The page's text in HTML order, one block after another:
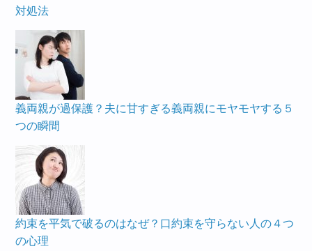
対処法
義両親が過保護？夫に甘すぎる義両親にモヤモヤする５
つの瞬間
約束を平気で破るのはなぜ？口約束を守らない人の４つ
の心理